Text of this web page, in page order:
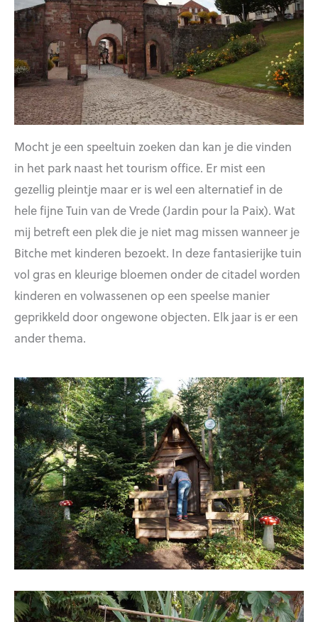
Mocht je een speeltuin zoeken dan kan je die vinden
in het park naast het tourism office. Er mist een
gezellig pleintje maar er is wel een alternatief in de
hele fijne Tuin van de Vrede (Jardin pour la Paix). Wat
mij betreft een plek die je niet mag missen wanneer je
Bitche met kinderen bezoekt. In deze fantasierijke tuin
vol gras en kleurige bloemen onder de citadel worden
kinderen en volwassenen op een speelse manier
geprikkeld door ongewone objecten. Elk jaar is er een
ander thema.